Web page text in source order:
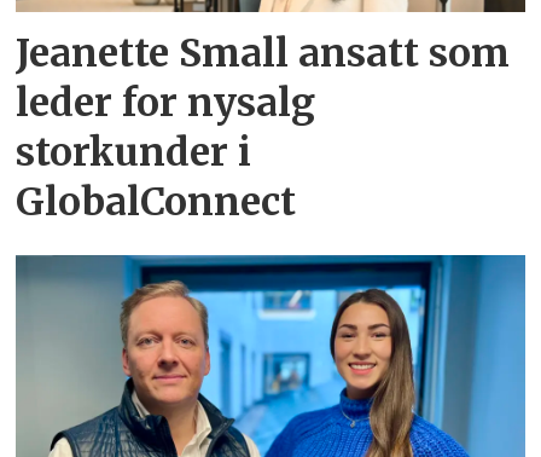
Jeanette Small ansatt som
leder for nysalg
storkunder i
GlobalConnect